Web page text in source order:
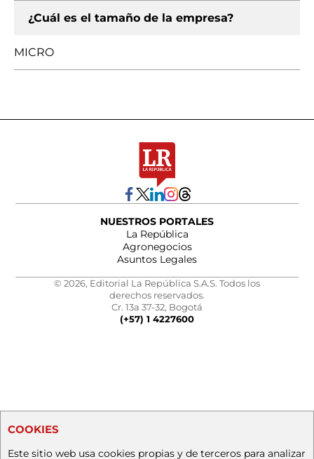
¿Cuál es el tamaño de la empresa?
MICRO
NUESTROS PORTALES
La República
Agronegocios
Asuntos Legales
© 2026, Editorial La República S.A.S. Todos los
derechos reservados.
Cr. 13a 37-32, Bogotá
(+57) 1 4227600
COOKIES
Este sitio web usa cookies propias y de terceros para analizar